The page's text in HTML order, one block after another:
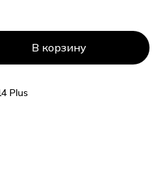
В корзину
Plus